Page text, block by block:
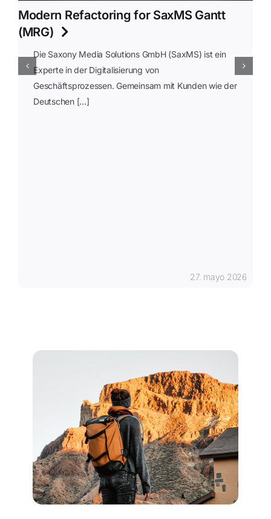
Modern Refactoring for SaxMS Gantt
(MRG)
Die Saxony Media Solutions GmbH (SaxMS) ist ein
Experte in der Digitalisierung von
Geschäftsprozessen. Gemeinsam mit Kunden wie der
Deutschen […]
27. mayo 2026